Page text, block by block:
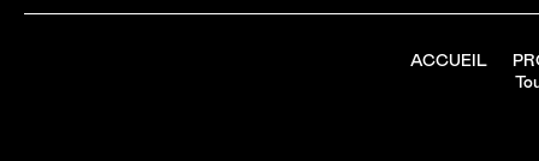
ACCUEIL